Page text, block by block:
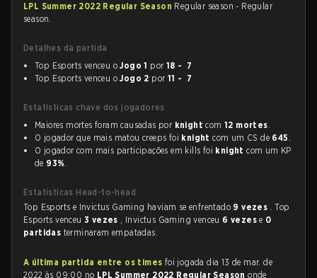
LPL Summer 2022 Regular Season Regular season - Regular
season.
Detalhes da partida
Top Esports venceu oJogo 1 por 18 - 7
Top Esports venceu oJogo 2 por 11 - 7
Estatísticas chave dos jogadores
Maiores mortes foram causadas por knight com12 mortes.
O jogador que mais matou creeps foi knight com um CS de 645 .
O jogador com mais participações em kills foi knight com um KP
de 93%.
Estatísticas Head-to-head
Top Esports e Invictus Gaming haviam se enfrentado 9 vezes . Top
Esports venceu3 vezes , Invictus Gaming venceu 6 vezese 0
partidas terminaram empatadas.
A última partida entre os times foi jogada dia 13 de mar. de
2022 às 09:00 no LPL Summer 2022 Regular Seasononde